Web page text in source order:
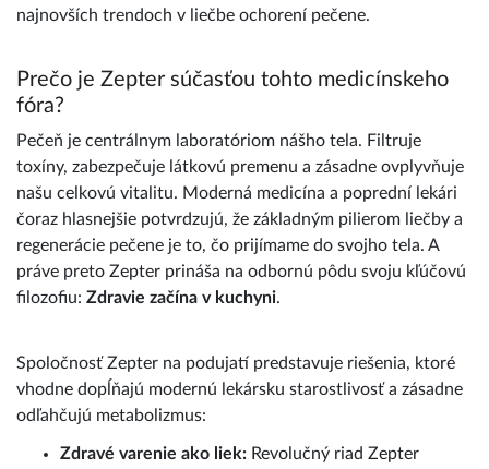
najnovších trendoch v liečbe ochorení pečene.
Prečo je Zepter súčasťou tohto medicínskeho
fóra?
Pečeň je centrálnym laboratóriom nášho tela. Filtruje
toxíny, zabezpečuje látkovú premenu a zásadne ovplyvňuje
našu celkovú vitalitu. Moderná medicína a poprední lekári
čoraz hlasnejšie potvrdzujú, že základným pilierom liečby a
regenerácie pečene je to, čo prijímame do svojho tela. A
práve preto Zepter prináša na odbornú pôdu svoju kľúčovú
filozofiu: Zdravie začína v kuchyni.
Spoločnosť Zepter na podujatí predstavuje riešenia, ktoré
vhodne dopĺňajú modernú lekársku starostlivosť a zásadne
odľahčujú metabolizmus:
Zdravé varenie ako liek: Revolučný riad Zepter